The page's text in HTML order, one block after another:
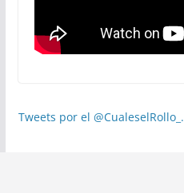
Tweets por el @CualeselRollo_.